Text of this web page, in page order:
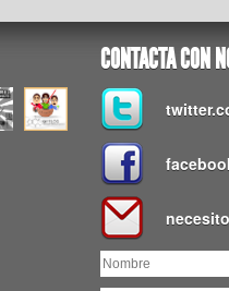
CONTACTA CON